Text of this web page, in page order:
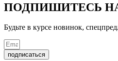
ПОДПИШИТЕСЬ
Будьте в курсе новинок,
подписаться